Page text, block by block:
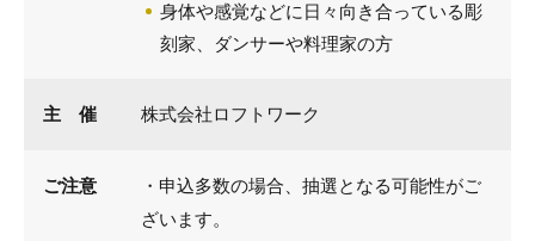
身体や感覚などに日々向き合っている彫
刻家、ダンサーや料理家の方
主 催 株式会社ロフトワーク
ご注意
・申込多数の場合、抽選となる可能性がご
ざいます。